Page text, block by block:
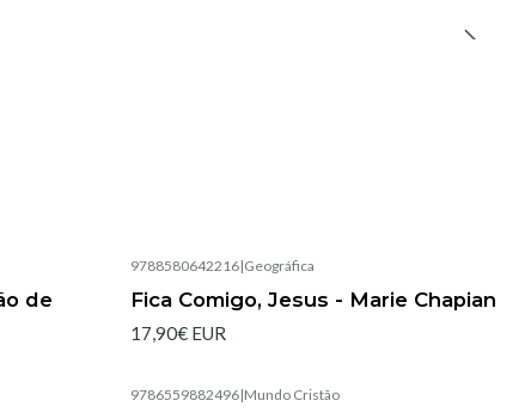
de
9788580642216|Geográfica
Fica Comigo, Jesus - Marie Chapian
17,90€ EUR
9786559882496|Mundo Cristão